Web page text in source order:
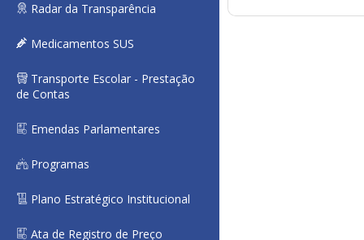
Radar da Transparência
Medicamentos SUS
Transporte Escolar - Prestação
de Contas
Emendas Parlamentares
Programas
Plano Estratégico Institucional
Ata de Registro de Preço